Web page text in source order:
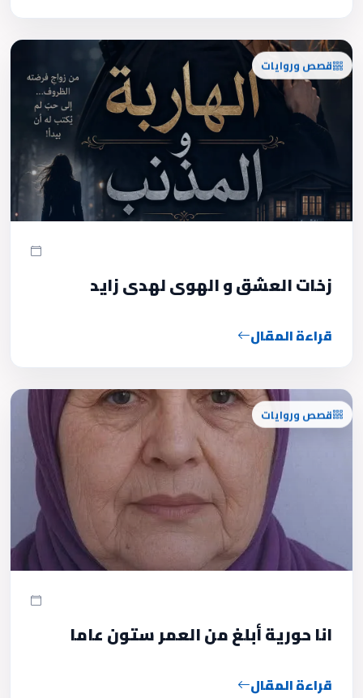
قصص وروايات
زخات العشق و الهوى لهدى زايد
قراءة المقال
قصص وروايات
انا حورية أبلغ من العمر ستون عاما
قراءة المقال